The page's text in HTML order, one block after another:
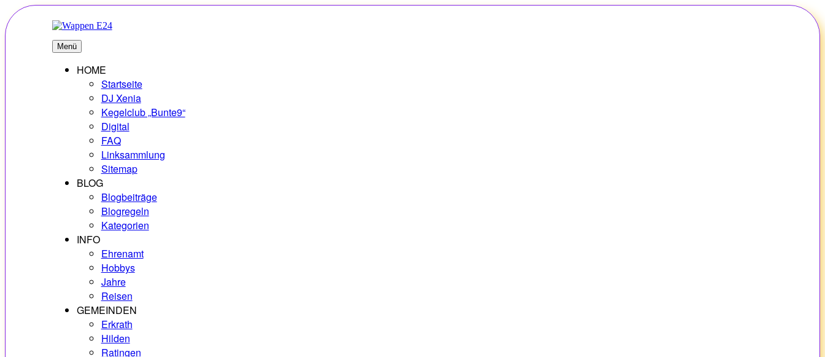
Zum
Inhalt
springen
E24
Erlebnisse – Hobbys – Vielfalt
Menü
HOME
Startseite
DJ Xenia
Kegelclub „Bunte9“
Digital
FAQ
Linksammlung
Sitemap
BLOG
Blogbeiträge
Blogregeln
Kategorien
INFO
Ehrenamt
Hobbys
Jahre
Reisen
GEMEINDEN
Erkrath
Hilden
Ratingen